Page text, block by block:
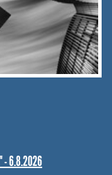
- 6.8.2026